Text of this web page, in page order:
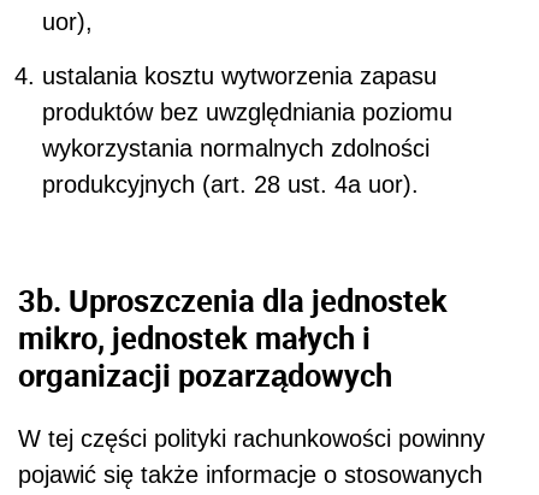
uor),
ustalania kosztu wytworzenia zapasu
produktów bez uwzględniania poziomu
wykorzystania normalnych zdolności
produkcyjnych (art. 28 ust. 4a uor).
3b. Uproszczenia dla jednostek
mikro, jednostek małych i
organizacji pozarządowych
W tej części polityki rachunkowości powinny
pojawić się także informacje o stosowanych